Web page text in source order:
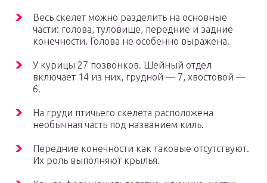
Весь скелет можно разделить на основные
части: голова, туловище, передние и задние
конечности. Голова не особенно выражена.
У курицы 27 позвонков. Шейный отдел
включает 14 из них, грудной — 7, хвостовой —
6.
На груди птичьего скелета расположена
необычная часть под названием киль.
Передние конечности как таковые отсутствуют.
Их роль выполняют крылья.